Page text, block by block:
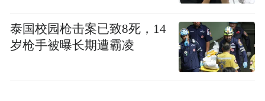
泰国校园枪击案已致8死，14
岁枪手被曝长期遭霸凌